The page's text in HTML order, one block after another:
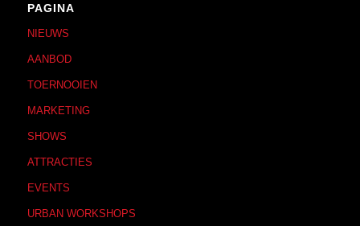
PAGINA
NIEUWS
AANBOD
TOERNOOIEN
MARKETING
SHOWS
ATTRACTIES
EVENTS
URBAN WORKSHOPS